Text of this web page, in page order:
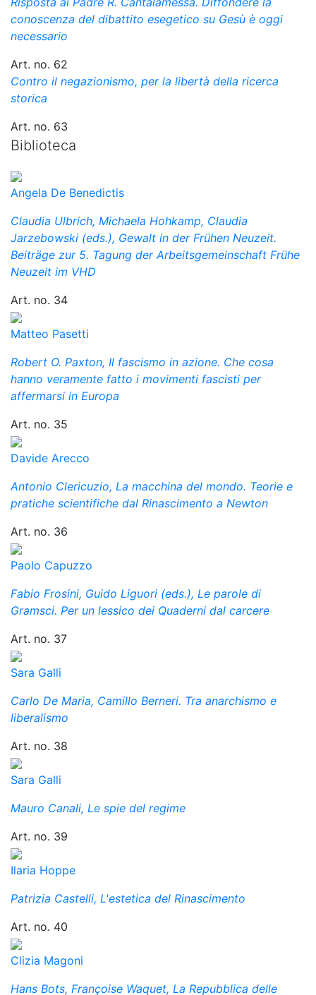
conoscenza del dibattito esegetico su Gesù è oggi
necessario
Art. no. 62
Contro il negazionismo, per la libertà della ricerca
storica
Art. no. 63
Biblioteca
Angela De Benedictis
Claudia Ulbrich, Michaela Hohkamp, Claudia
Jarzebowski (eds.), Gewalt in der Frühen Neuzeit.
Beiträge zur 5. Tagung der Arbeitsgemeinschaft Frühe
Neuzeit im VHD
Art. no. 34
Matteo Pasetti
Robert O. Paxton, Il fascismo in azione. Che cosa
hanno veramente fatto i movimenti fascisti per
affermarsi in Europa
Art. no. 35
Davide Arecco
Antonio Clericuzio, La macchina del mondo. Teorie e
pratiche scientifiche dal Rinascimento a Newton
Art. no. 36
Paolo Capuzzo
Fabio Frosini, Guido Liguori (eds.), Le parole di
Gramsci. Per un lessico dei Quaderni dal carcere
Art. no. 37
Sara Galli
Carlo De Maria, Camillo Berneri. Tra anarchismo e
liberalismo
Art. no. 38
Sara Galli
Mauro Canali, Le spie del regime
Art. no. 39
Ilaria Hoppe
Patrizia Castelli, L'estetica del Rinascimento
Art. no. 40
Clizia Magoni
Hans Bots, Françoise Waquet, La Repubblica delle